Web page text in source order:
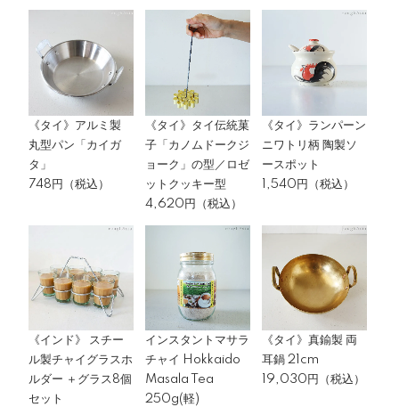
《タイ》アルミ製
丸型パン「カイガ
タ」
748円（税込）
《タイ》タイ伝統菓
子「カノムドークジ
ョーク」の型／ロゼ
ットクッキー型
4,620円（税込）
《タイ》ランパーン
ニワトリ柄 陶製ソ
ースポット
1,540円（税込）
《インド》 スチー
ル製チャイグラスホ
ルダー ＋グラス8個
セット
インスタントマサラ
チャイ Hokkaido
Masala Tea
250g(軽)
《タイ》真鍮製 両
耳鍋 21cm
19,030円（税込）